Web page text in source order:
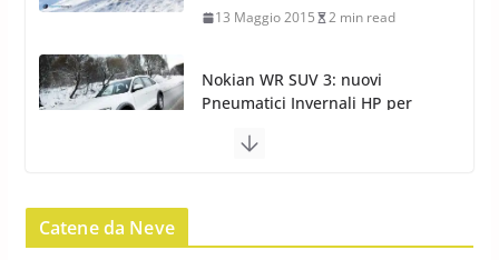
23 Aprile 2013 9 min read
Yokohama Geolandar G073: nuovi pneumatici
invernali SUV
2 min read
17 Febbraio 2022 6 min read
Catene da Neve